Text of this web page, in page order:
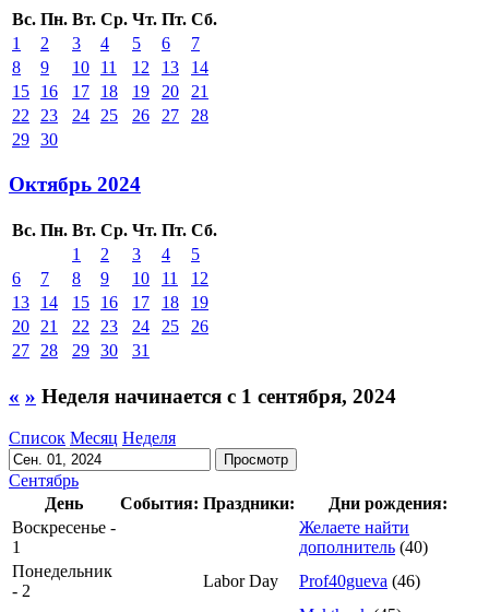
Вс. Пн. Вт. Ср. Чт. Пт. Сб.
1
2 3 4 5 6
7
8
9 10 11 12 13
14
15
16 17 18 19 20
21
22
23 24 25 26 27
28
29 30
Октябрь 2024
Вс. Пн. Вт. Ср. Чт. Пт. Сб.
1
2 3 4
5
6
7 8 9 10 11
12
13
14 15 16 17 18
19
20
21 22 23 24 25
26
27
28 29 30 31
« » Неделя начинается с 1 сентября, 2024
Список Месяц Неделя
Сентябрь
День
События: Праздники:
Дни рождения:
Воскресенье -
1
Желаете найти
дополнитель (40)
Понедельник
- 2
Labor Day Prof40gueva (46)